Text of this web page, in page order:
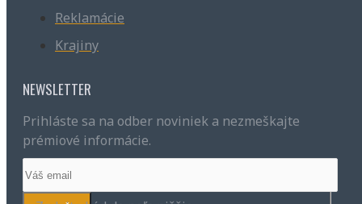
Nemecko
Reklamácie
Krajiny
NEWSLETTER
Prihláste sa na odber noviniek a nezmeškajte
prémiové informácie.